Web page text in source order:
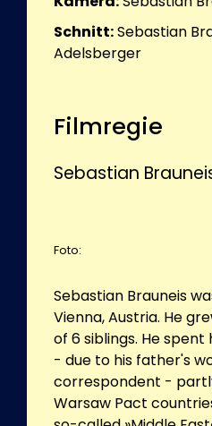
Schnitt:Sebastian
Adelsberger
Filmregie
Sebastian
Foto:
Sebastian Brauneis
Vienna, Austria. He
of 6 siblings. He
- due to his father's
correspondent -
Warsaw Pact